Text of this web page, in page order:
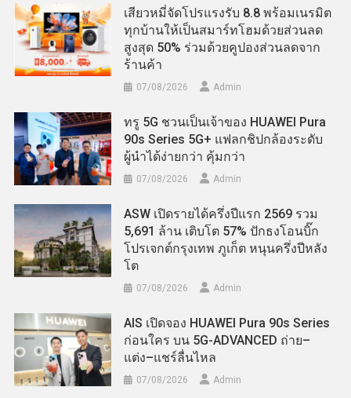
เสียวหมี่จัดโปรแรงรับ 8.8 พร้อมเนรมิต
ทุกบ้านให้เป็นสมาร์ทโฮมด้วยส่วนลด
สูงสุด 50% ร่วมด้วยคูปองส่วนลดจาก
ร้านค้า
07/08/2026 Admin
ทรู 5G ชวนเป็นเจ้าของ HUAWEI Pura
90s Series 5G+ แฟลกชิปกล้องระดับ
ผู้นำได้ง่ายกว่า คุ้มกว่า
07/08/2026 Admin
ASW เปิดรายได้ครึ่งปีแรก 2569 รวม
5,691 ล้าน เติบโต 57% ปักธงโอนบิ๊ก
โปรเจกต์กรุงเทพ ภูเก็ต หนุนครึ่งปีหลัง
โต
07/08/2026 Admin
AIS เปิดจอง HUAWEI Pura 90s Series
ก่อนใคร บน 5G-ADVANCED ถ่าย–
แต่ง–แชร์ลื่นไหล
07/08/2026 Admin